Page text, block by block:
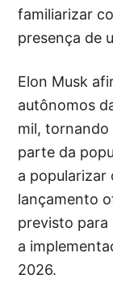
familiarizar
presença de
Elon Musk
autônomos
mil, tornando
parte da
a popularizar
lançamento
previsto para
a
2026.